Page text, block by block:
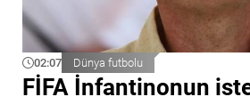
02:07 Dünya futbolu
FİFA İnfantinonun